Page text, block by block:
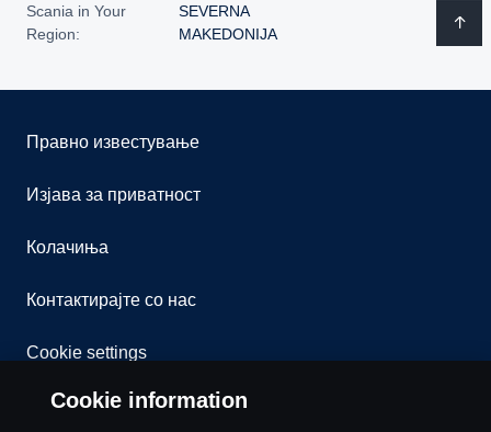
Scania in Your
Region:
SEVERNA
MAKEDONIJA
Правно известување
Изјава за приватност
Колачиња
Контактирајте со нас
Cookie settings
Cookie information